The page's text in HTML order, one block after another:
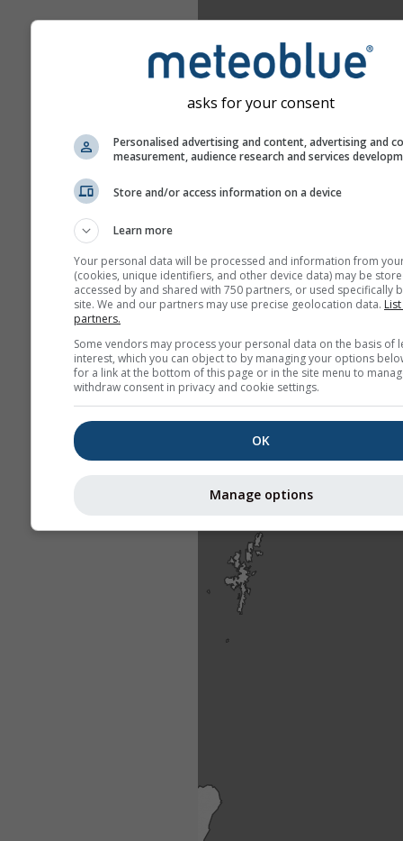
asks for your consent
Personalised advertising and content, advertising and
measurement, audience research and services
Store and/or access information on a device
Learn more
Your personal data will be processed and information from
(cookies, unique identifiers, and other device data) may be
accessed by and shared with 750 partners, or used specifically
site. We and our partners may use precise geolocation data.
partners.
Some vendors may process your personal data on the basis of
interest, which you can object to by managing your options
for a link at the bottom of this page or in the site menu to
withdraw consent in privacy and cookie settings.
OK
Manage options